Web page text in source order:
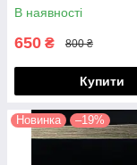
В наявності
650 ₴ 800 ₴
Купити
Новинка –19%